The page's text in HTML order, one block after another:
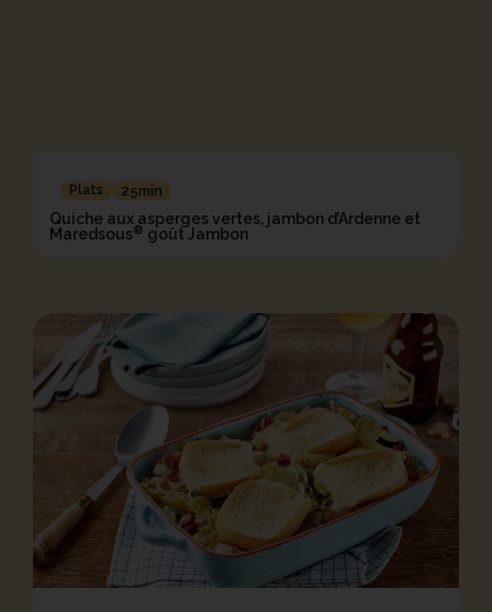
Plats 25min
Quiche aux asperges vertes, jambon d’Ardenne et
Maredsous® goût Jambon